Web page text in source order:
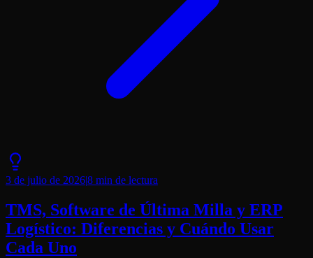
3 de julio de 2026|8 min de lectura
TMS, Software de Última Milla y ERP
Logístico: Diferencias y Cuándo Usar
Cada Uno